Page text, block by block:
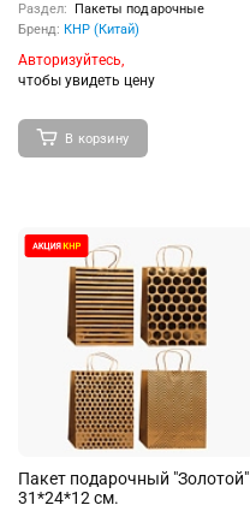
Раздел:
Пакеты подарочные
Бренд: КНР (Китай)
Авторизуйтесь,
чтобы увидеть цену
В корзину
Пакет подарочный "Золотой"
31*24*12 см.